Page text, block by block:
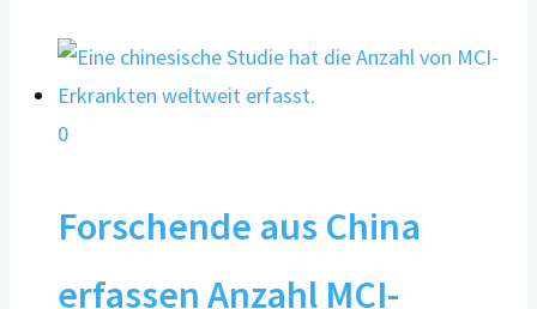
0
Forschende aus China
erfassen Anzahl MCI-